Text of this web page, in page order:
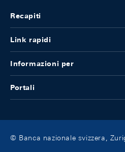
Recapiti
Link rapidi
Informazioni per
Portali
© Banca nazionale svizzera,